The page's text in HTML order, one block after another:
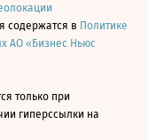
содержатся в Политике
АО «Бизнес Ньюс
только при
гиперссылки на